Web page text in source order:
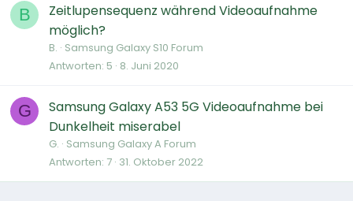
B
Zeitlupensequenz während Videoaufnahme
möglich?
B. Samsung Galaxy S10 Forum
Antworten 5 8. Juni 2020
G
Samsung Galaxy A53 5G Videoaufnahme bei
Dunkelheit miserabel
G. Samsung Galaxy A Forum
Antworten 7 31. Oktober 2022